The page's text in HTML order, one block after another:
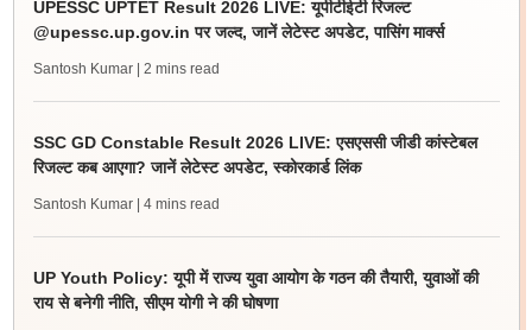
UPESSC UPTET Result 2026 LIVE: यूपीटीईटी रिजल्ट
@upessc.up.gov.in पर जल्द, जानें लेटेस्ट अपडेट, पासिंग मार्क्स
Santosh Kumar | 2 mins read
SSC GD Constable Result 2026 LIVE: एसएससी जीडी कांस्टेबल
रिजल्ट कब आएगा? जानें लेटेस्ट अपडेट, स्कोरकार्ड लिंक
Santosh Kumar | 4 mins read
UP Youth Policy: यूपी में राज्य युवा आयोग के गठन की तैयारी, युवाओं की
राय से बनेगी नीति, सीएम योगी ने की घोषणा